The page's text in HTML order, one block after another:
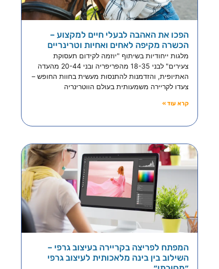
הפכו את האהבה לבעלי חיים למקצוע –
הכשרה מקיפה לאחים ואחיות וטרינריים
מלגות ייחודיות בשיתוף "יוזמה לקידום תעסוקת
צעירים" לבני 18-35 מהפריפריה ובני 20-44 מהעדה
האתיופית, והזדמנות להתנסות מעשית בחוות החופש –
צעדו לקריירה משמעותית בעולם הווטרינריה
קרא עוד »
המפתח לפריצה בקריירה בעיצוב גרפי –
השילוב בין בינה מלאכותית לעיצוב גרפי